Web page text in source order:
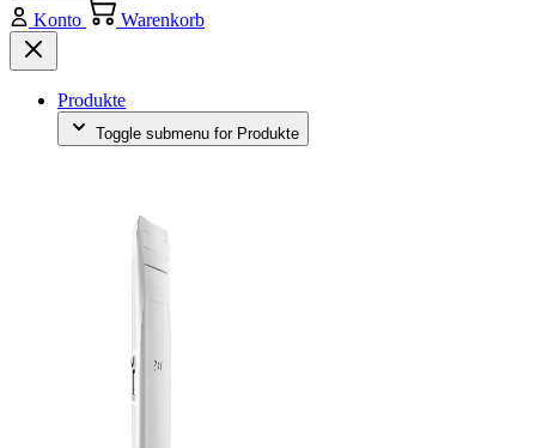
Konto Warenkorb
Produkte
Toggle submenu for Produkte